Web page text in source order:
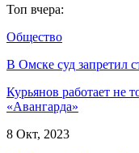
Топ вчера:
Общество
В Омске суд запретил
Курьянов работает не
«Авангарда»
8 Окт, 2023